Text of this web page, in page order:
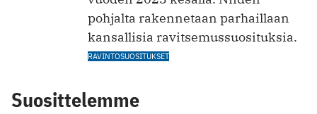
pohjalta rakennetaan parhaillaan
kansallisia ravitsemussu osituksia.
RAVINTOSUOSITUKSET
Suosittelemme